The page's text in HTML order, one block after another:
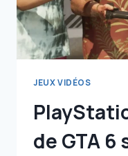
IL
LE
JEUX VIDÉOS
de GTA